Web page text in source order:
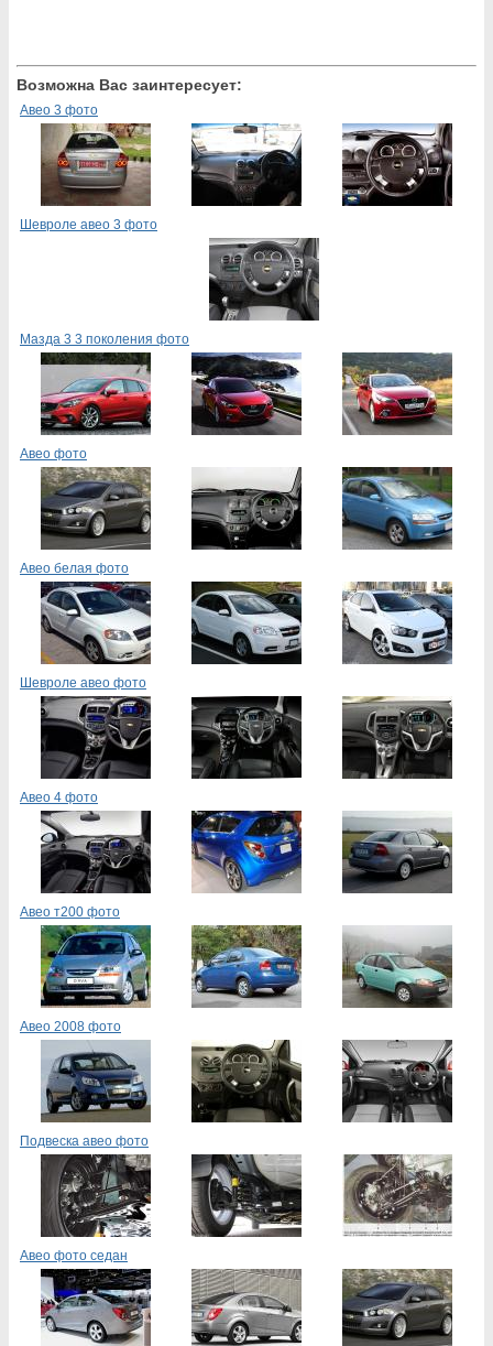
Возможна Вас заинтересует:
Авео 3 фото
Шевроле авео 3 фото
Мазда 3 3 поколения фото
Авео фото
Авео белая фото
Шевроле авео фото
Авео 4 фото
Авео т200 фото
Авео 2008 фото
Подвеска авео фото
Авео фото седан